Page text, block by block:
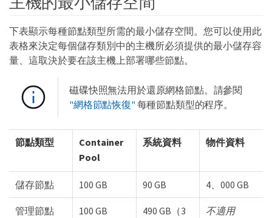
下表顯示每種節點類型所需的最小儲存空間。您可以使用此
表格來決定每個儲存類別中的主機所必須提供的最小儲存容
量、這取決於要在該主機上部署哪些節點。
磁碟快照無法用於還原網格節點。請參閱
"網格節點恢復" 每種節點類型的程序。
節點類型
Container
Pool
系統資料 物件資料
儲存節點 100 GB 90 GB 4、000 GB
管理節點 100 GB
490 GB（3
不適用